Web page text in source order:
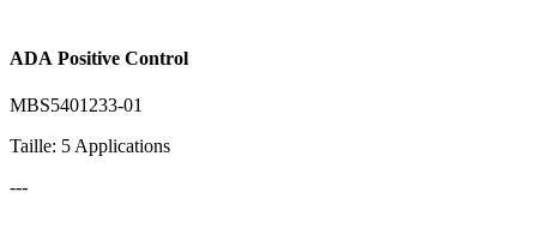
ADA Positive Control
MBS5401233-01
Taille: 5 Applications
---